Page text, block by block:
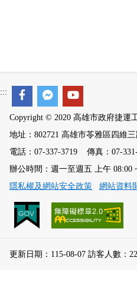
:::
Copyright © 2020 高雄市政府捷運
地址：802721 高雄市苓雅區四維三
電話：07-337-3719 傳真：07-
辦公時間：週一至週五 上午 08:00
隱私權及網站安全政策
網站資料
更新日期：115-08-07 訪客人數：